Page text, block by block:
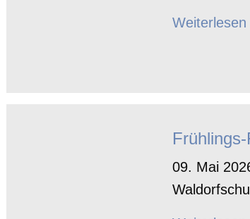
Weiterlesen
09. Mai